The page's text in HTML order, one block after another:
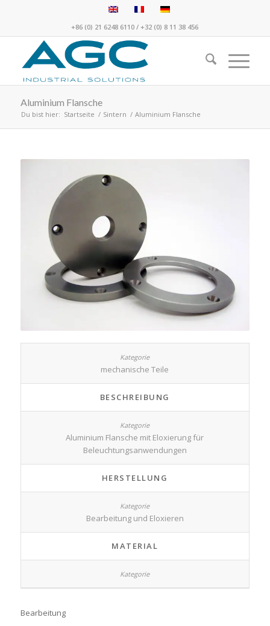
+86 (0) 21 6248 6110 /+32 (0) 8 11 38 456
Aluminium Flansche
Du bist hier: Startseite / Sintern / Aluminium Flansche
mechanische Teile
BESCHREIBUNG
Aluminium Flansche mit Eloxierung für
Beleuchtungsanwendungen
HERSTELLUNG
Bearbeitung und Eloxieren
MATERIAL
Bearbeitung